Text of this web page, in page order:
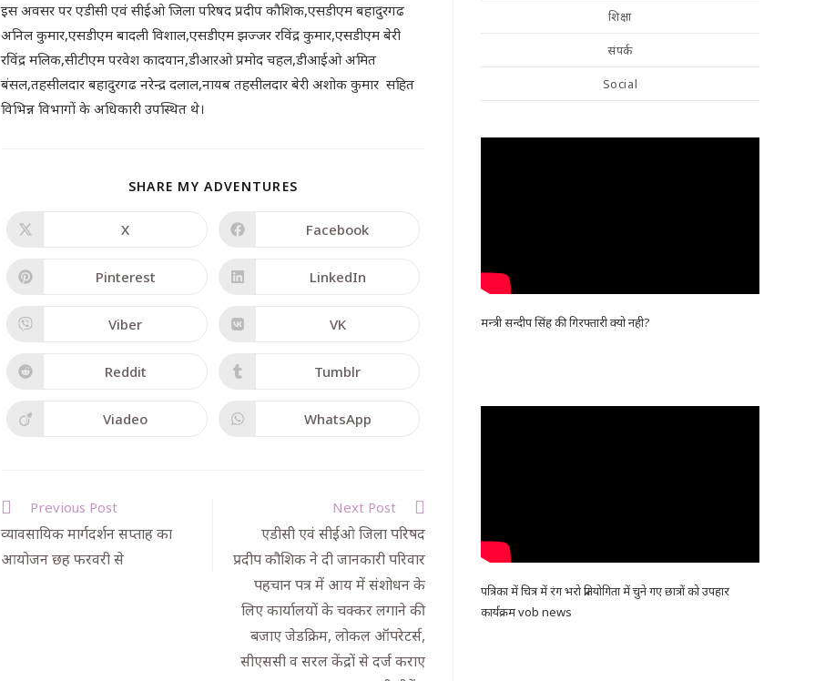
इस अवसर पर एडीसी एवं सीईओ जिला परिषद प्रदीप कौशिक,एसडीएम बहादुरगढ
अनिल कुमार,एसडीएम बादली विशाल,एसडीएम झज्जर रविंद्र कुमार,एसडीएम बेरी
रविंद्र मलिक,सीटीएम परवेश कादयान,डीआरओ प्रमोद चहल,डीआईओ अमित
बंसल,तहसीलदार बहादुरगढ नरेन्द्र दलाल,नायब तहसीलदार बेरी अशोक कुमार सहित
विभिन्न विभागों के अधिकारी उपस्थित थे।
SHARE MY ADVENTURES
X Facebook
Pinterest LinkedIn
Viber VK
Reddit Tumblr
Viadeo WhatsApp
Previous Post
व्यावसायिक मार्गदर्शन सप्ताह का
आयोजन छह फरवरी से
Next Post
एडीसी एवं सीईओ जिला परिषद
प्रदीप कौशिक ने दी जानकारी परिवार
पहचान पत्र में आय में संशोधन के
लिए कार्यालयों के चक्कर लगाने की
बजाए जेडक्रिम, लोकल ऑपरेटर्स,
सीएससी व सरल केंद्रों से दर्ज कराए
शिक्षा
संपर्क
Social
मन्त्री सन्दीप सिंह की गिरफ्तारी क्यो नही?
पत्रिका में चित्र में रंग भरो प्रतियोगिता में चुने गए छात्रों को उपहार
कार्यक्रम vob news